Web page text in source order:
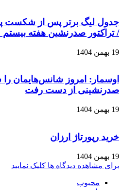
جدول لیگ برتر پس از شکست
/ تراکتور صدرنشین هفته
19 بهمن 1404
اوسمار: امروز شانس‌هایمان
صدرنشینی از دست رفت
19 بهمن 1404
خرید رپورتاژ ارزان
19 بهمن 1404
برای مشاهده دیدگاه ها کلیک نمایید
محبوب